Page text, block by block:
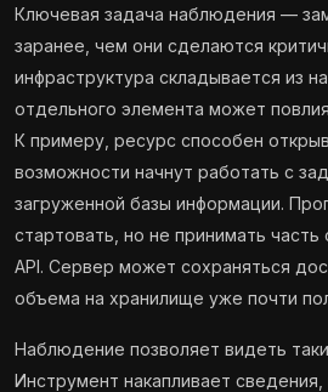
Ключевая задача наблюдения —
заранее, чем они сделаются
инфраструктура складывается из
отдельного элемента может
К примеру, ресурс способен
возможности начнут работать с
загруженной базы информации.
стартовать, но не принимать часть
API. Сервер может сохраняться
объема на хранилище уже почти
Наблюдение позволяет видеть
Инструмент накапливает